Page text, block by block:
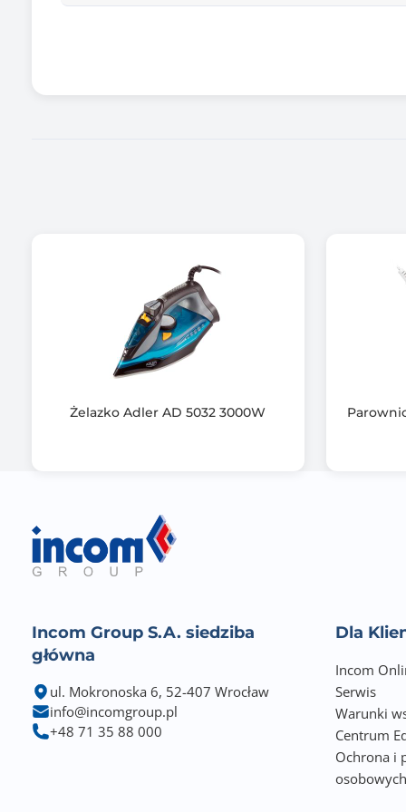
Żelazko Adler AD 5032 3000W
Incom Group S.A. siedziba
główna
ul. Mokronoska 6, 52-407 Wrocław
info@incomgroup.pl
+48 71 35 88 000
Dla
Incom
Serwis
Warunki
Centrum
Ochrona i
osobowych